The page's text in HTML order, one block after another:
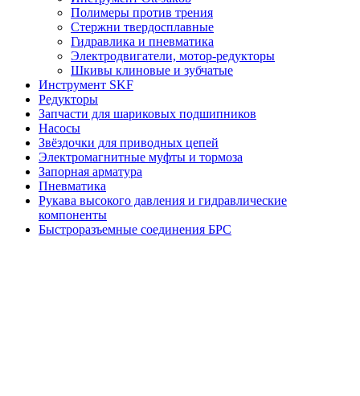
Полимеры против трения
Стержни твердосплавные
Гидравлика и пневматика
Электродвигатели, мотор-редукторы
Шкивы клиновые и зубчатые
Инструмент SKF
Редукторы
Запчасти для шариковых подшипников
Насосы
Звёздочки для приводных цепей
Электромагнитные муфты и тормоза
Запорная арматура
Пневматика
Рукава высокого давления и гидравлические
компоненты
Быстроразъемные соединения БРС